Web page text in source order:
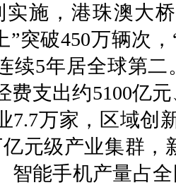
实施，港珠澳大
”突破450万辆
续5年居全球第
费支出约5100亿
7.7万家，区域创
元级产业集群，
智能手机产量占